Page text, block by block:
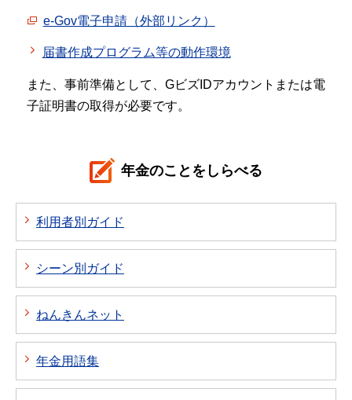
e-Gov電子申請（外部リンク）
届書作成プログラム等の動作環境
また、事前準備として、GビズIDアカウントまたは電
子証明書の取得が必要です。
年金のことをしらべる
利用者別ガイド
シーン別ガイド
ねんきんネット
年金用語集